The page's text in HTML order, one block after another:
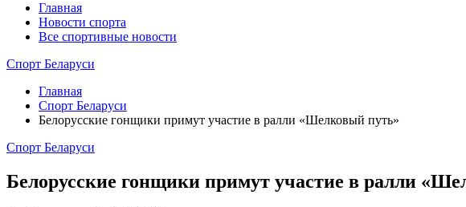
Главная
Новости спорта
Все спортивные новости
Спорт Беларуси
Главная
Спорт Беларуси
Белорусские гонщики примут участие в ралли «Шелковый путь»
Спорт Беларуси
Белорусские гонщики примут участие в ралли